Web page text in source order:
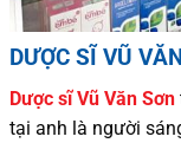
DƯỢC SĨ VŨ
Dược sĩVũ Văn Sơn
tại anh là người